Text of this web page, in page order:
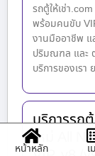
รถตู้ให้เช่า.com
พร้อมคนขับ
งานมืออาชีพ
ปริมณฑล และ
บริการของเร
บริการรถ
ใหม่ All
หน้าหลัก